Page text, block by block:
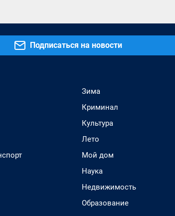
Подписаться на новости
Зима
Криминал
Культура
Лето
Мой дом
Наука
Недвижимость
Образование